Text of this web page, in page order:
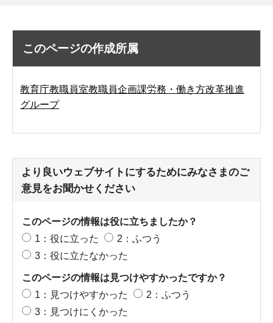
このページの作成所属
教育庁教職員室教職員企画課労務・働き方改革推進
グループ
より良いウェブサイトにするためにみなさまのご
意見をお聞かせください
このページの情報は役に立ちましたか？
1：役に立った
2：ふつう
3：役に立たなかった
このページの情報は見つけやすかったですか？
1：見つけやすかった
2：ふつう
3：見つけにくかった